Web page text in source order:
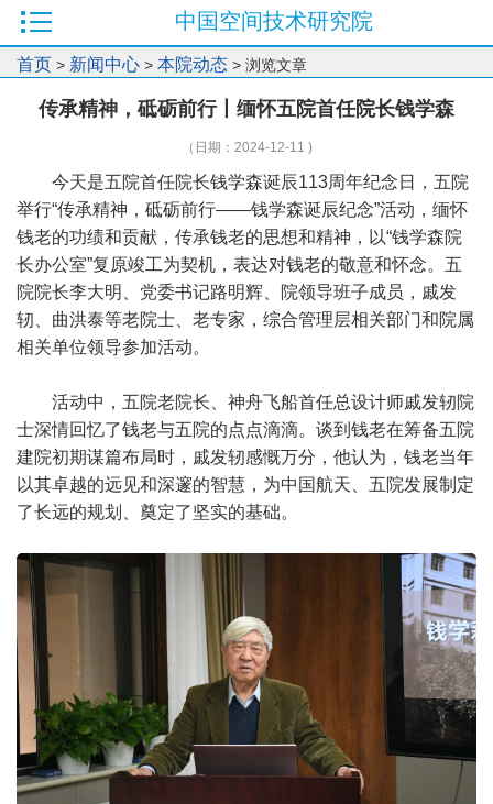
中国空间技术研究院
首页 > 新闻中心 > 本院动态 > 浏览文章
传承精神，砥砺前行丨缅怀五院首任院长钱学森
（日期：2024-12-11 )
今天是五院首任院长钱学森诞辰113周年纪念日，五院
举行“传承精神，砥砺前行——钱学森诞辰纪念”活动，缅怀
钱老的功绩和贡献，传承钱老的思想和精神，以“钱学森院
长办公室”复原竣工为契机，表达对钱老的敬意和怀念。五
院院长李大明、党委书记路明辉、院领导班子成员，戚发
轫、曲洪泰等老院士、老专家，综合管理层相关部门和院属
相关单位领导参加活动。
活动中，五院老院长、神舟飞船首任总设计师戚发轫院
士深情回忆了钱老与五院的点点滴滴。谈到钱老在筹备五院
建院初期谋篇布局时，戚发轫感慨万分，他认为，钱老当年
以其卓越的远见和深邃的智慧，为中国航天、五院发展制定
了长远的规划、奠定了坚实的基础。